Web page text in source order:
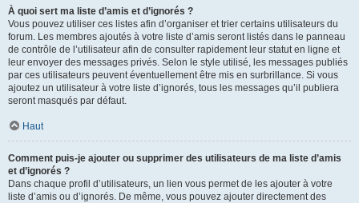
À quoi sert ma liste d’amis et d’ignorés ?
Vous pouvez utiliser ces listes afin d’organiser et trier certains utilisateurs du
forum. Les membres ajoutés à votre liste d’amis seront listés dans le panneau
de contrôle de l’utilisateur afin de consulter rapidement leur statut en ligne et
leur envoyer des messages privés. Selon le style utilisé, les messages publiés
par ces utilisateurs peuvent éventuellement être mis en surbrillance. Si vous
ajoutez un utilisateur à votre liste d’ignorés, tous les messages qu’il publiera
seront masqués par défaut.
Haut
Comment puis-je ajouter ou supprimer des utilisateurs de ma liste d’amis
et d’ignorés ?
Dans chaque profil d’utilisateurs, un lien vous permet de les ajouter à votre
liste d’amis ou d’ignorés. De même, vous pouvez ajouter directement des